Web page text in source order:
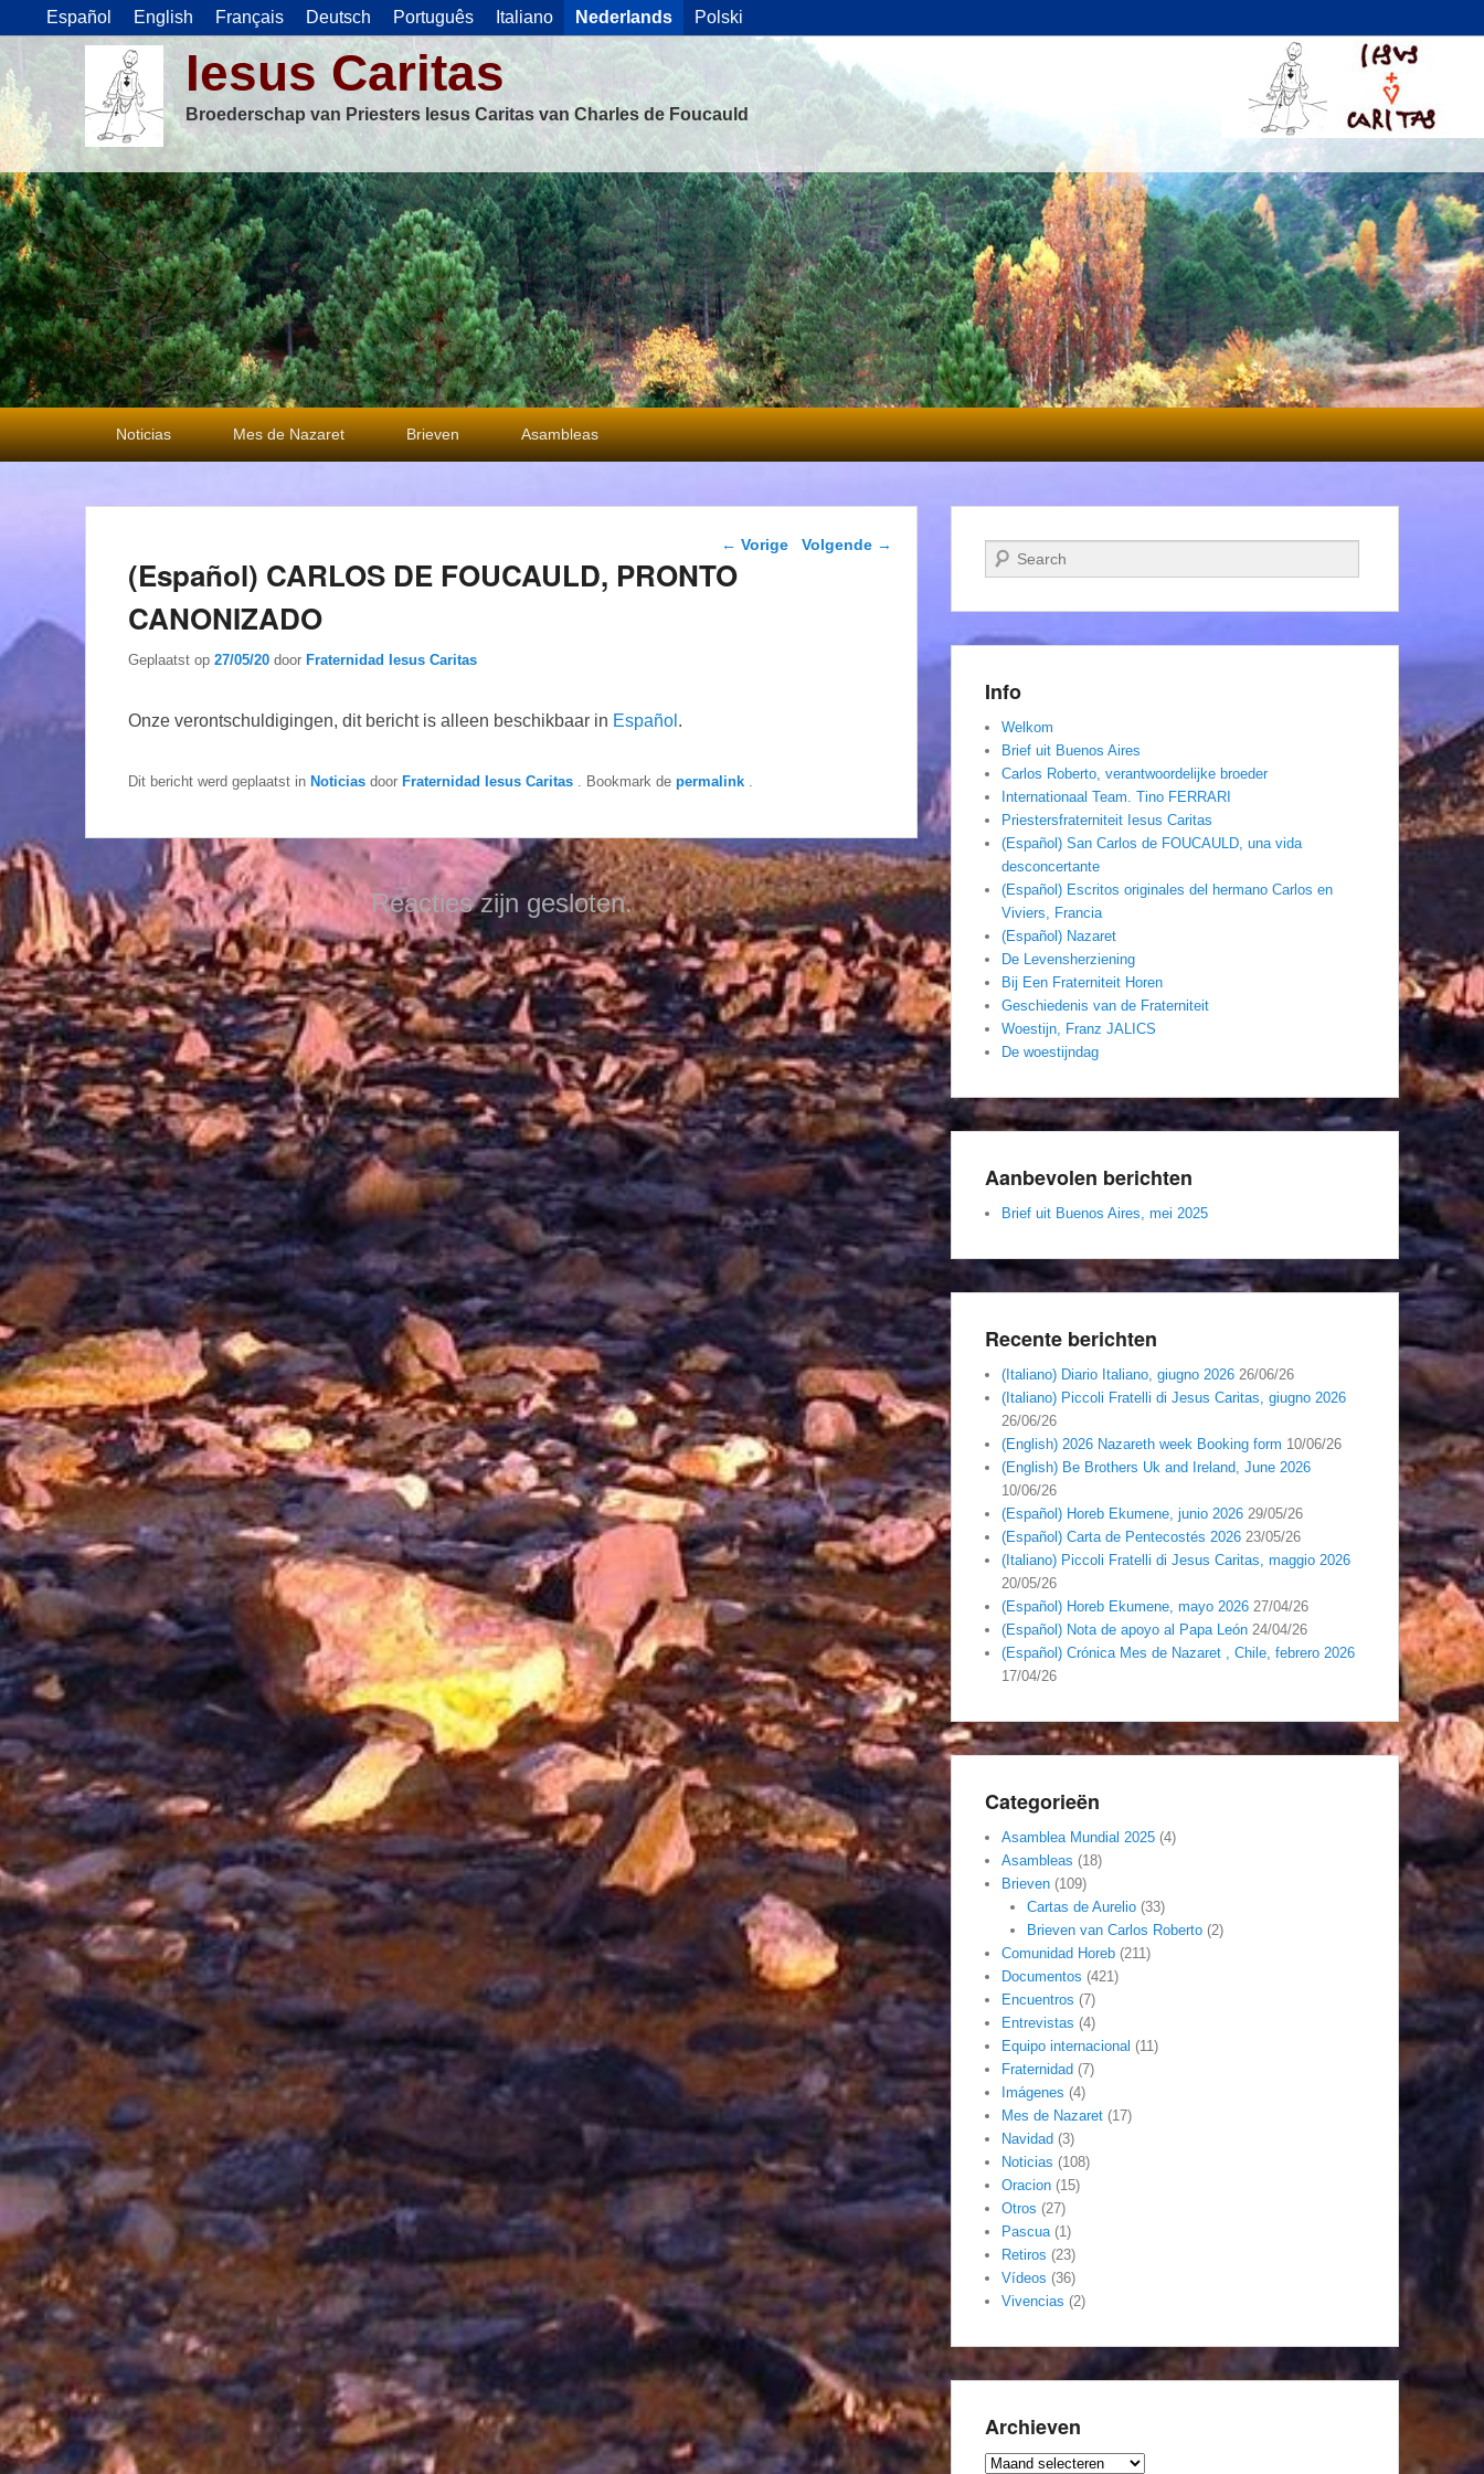
Español English Français Deutsch Português Italiano Nederlands Polski
Iesus Caritas
Broederschap van Priesters Iesus Caritas van Charles de Foucauld
Primair
menu
Noticias Mes de Nazaret Brieven Asambleas
Berichtnavigatie
← Vorige Volgende →
(Español) CARLOS DE FOUCAULD, PRONTO
CANONIZADO
Geplaatst op 27/05/20 door Fraternidad Iesus Caritas
Onze verontschuldigingen, dit bericht is alleen beschikbaar in Español .
Dit bericht werd geplaatst in Noticias door Fraternidad Iesus Caritas . Bookmark de permalink
Reacties zijn gesloten.
Zoeken
Info
Welkom
Brief uit Buenos Aires
Carlos Roberto, verantwoordelijke broeder
Internationaal Team. Tino FERRARI
Priestersfraterniteit Iesus Caritas
(Español) San Carlos de FOUCAULD, una vida
desconcertante
(Español) Escritos originales del hermano Carlos en
Viviers, Francia
(Español) Nazaret
De Levensherziening
Bij Een Fraterniteit Horen
Geschiedenis van de Fraterniteit
Woestijn, Franz JALICS
De woestijndag
Aanbevolen berichten
Brief uit Buenos Aires, mei 2025
Recente berichten
(Italiano) Diario Italiano, giugno 2026 26/06/26
(Italiano) Piccoli Fratelli di Jesus Caritas, giugno 2026
26/06/26
(English) 2026 Nazareth week Booking form 10/06/26
(English) Be Brothers Uk and Ireland, June 2026
10/06/26
(Español) Horeb Ekumene, junio 2026 29/05/26
(Español) Carta de Pentecostés 2026 23/05/26
(Italiano) Piccoli Fratelli di Jesus Caritas, maggio 2026
20/05/26
(Español) Horeb Ekumene, mayo 2026 27/04/26
(Español) Nota de apoyo al Papa León 24/04/26
(Español) Crónica Mes de Nazaret , Chile, febrero 2026
17/04/26
Categorieën
Asamblea Mundial 2025 (4)
Asambleas (18)
Brieven (109)
Cartas de Aurelio(33)
Brieven van Carlos Roberto(2)
Comunidad Horeb (211)
Documentos (421)
Encuentros (7)
Entrevistas (4)
Equipo internacional (11)
Fraternidad (7)
Imágenes (4)
Mes de Nazaret (17)
Navidad (3)
Noticias (108)
Oracion (15)
Otros (27)
Pascua(1)
Retiros (23)
Vídeos (36)
Vivencias (2)
Archieven
Archieven